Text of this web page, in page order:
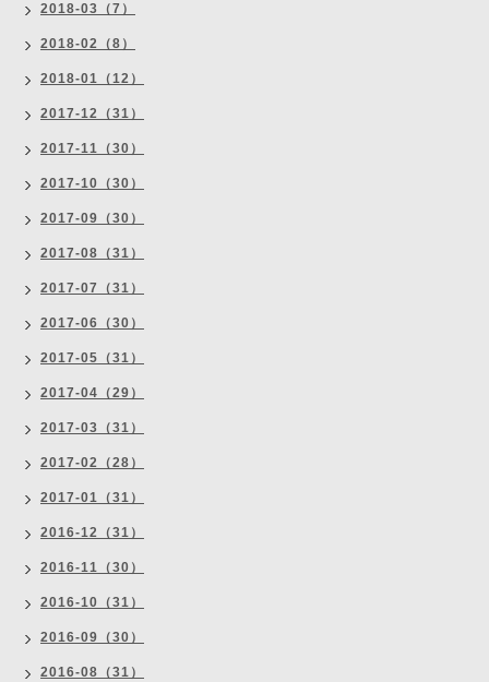
2018-03（7）
2018-02（8）
2018-01（12）
2017-12（31）
2017-11（30）
2017-10（30）
2017-09（30）
2017-08（31）
2017-07（31）
2017-06（30）
2017-05（31）
2017-04（29）
2017-03（31）
2017-02（28）
2017-01（31）
2016-12（31）
2016-11（30）
2016-10（31）
2016-09（30）
2016-08（31）